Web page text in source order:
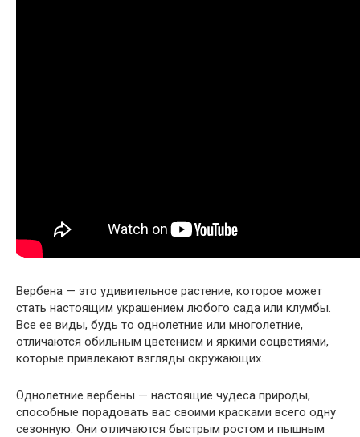
Вербена — это удивительное растение, которое может
стать настоящим украшением любого сада или клумбы.
Все ее виды, будь то однолетние или многолетние,
отличаются обильным цветением и яркими соцветиями,
которые привлекают взгляды окружающих.
Однолетние вербены — настоящие чудеса природы,
способные порадовать вас своими красками всего одну
сезонную. Они отличаются быстрым ростом и пышным